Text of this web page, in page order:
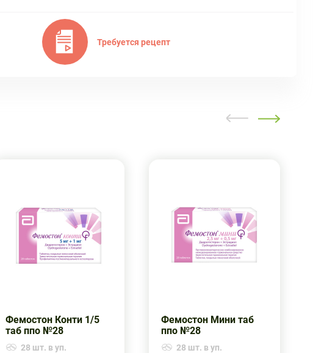
Требуется рецепт
Фемостон Конти 1/5
таб ппо №28
28 шт. в уп.
Фемостон Мини таб
ппо №28
28 шт. в уп.